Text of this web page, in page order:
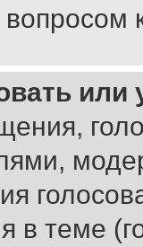
в теме